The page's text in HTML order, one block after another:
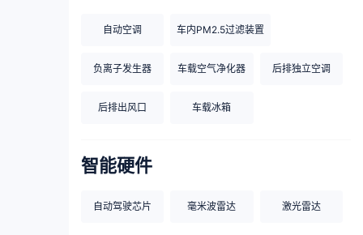
自动空调 车内PM2.5过滤装置
负离子发生器 车载空气净化器 后排独立空调
后排出风口 车载冰箱
智能硬件
自动驾驶芯片 毫米波雷达 激光雷达